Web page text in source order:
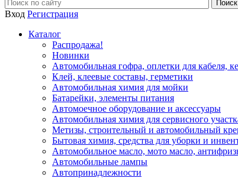
Вход Регистрация
Каталог
Распродажа!
Новинки
Автомобильная гофра, оплетки для кабеля,
Клей, клеевые составы, герметики
Автомобильная химия для мойки
Батарейки, элементы питания
Автомоечное оборудование и аксессуары
Автомобильная химия для сервисного
Метизы, строительный и автомобильный
Бытовая химия, средства для уборки и
Автомобильное масло, мото масло,
Автомобильные лампы
Автопринадлежности